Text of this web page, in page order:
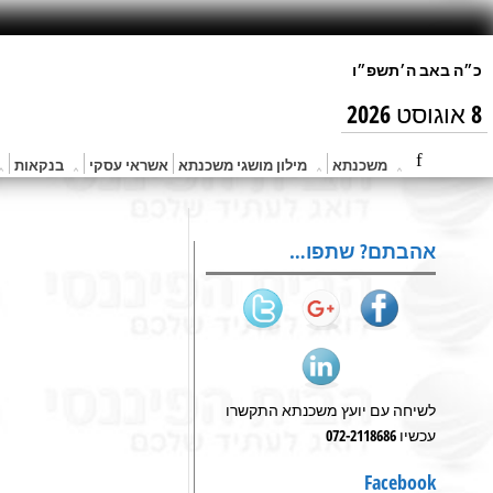
8 אוגוסט 2026
משכנתא מילון מושגי משכנתא אשראי עסקי בנקאות
אהבתם? שתפו…
לשיחה עם יועץ משכנתא התקשרו
עכשיו 072-2118686
Facebook